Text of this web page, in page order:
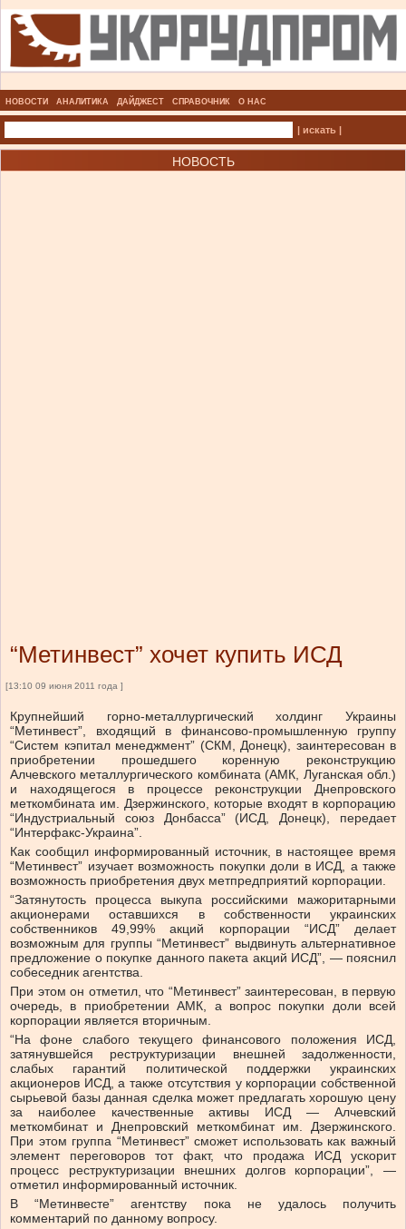
НОВОСТИ АНАЛИТИКА ДАЙДЖЕСТ СПРАВОЧНИК О НАС
| искать |
НОВОСТЬ
“Метинвест” хочет купить ИСД
[13:10 09 июня 2011 года ]
Крупнейший горно-металлургический холдинг Украины
“Метинвест”, входящий в финансово-промышленную группу
“Систем кэпитал менеджмент” (СКМ, Донецк), заинтересован в
приобретении прошедшего коренную реконструкцию
Алчевского металлургического комбината (АМК, Луганская обл.)
и находящегося в процессе реконструкции Днепровского
меткомбината им. Дзержинского, которые входят в корпорацию
“Индустриальный союз Донбасса” (ИСД, Донецк), передает
“Интерфакс-Украина”.
Как сообщил информированный источник, в настоящее время
“Метинвест” изучает возможность покупки доли в ИСД, а также
возможность приобретения двух метпредприятий корпорации.
“Затянутость процесса выкупа российскими мажоритарными
акционерами оставшихся в собственности украинских
собственников 49,99% акций корпорации “ИСД” делает
возможным для группы “Метинвест” выдвинуть альтернативное
предложение о покупке данного пакета акций ИСД”, — пояснил
собеседник агентства.
При этом он отметил, что “Метинвест” заинтересован, в первую
очередь, в приобретении АМК, а вопрос покупки доли всей
корпорации является вторичным.
“На фоне слабого текущего финансового положения ИСД,
затянувшейся реструктуризации внешней задолженности,
слабых гарантий политической поддержки украинских
акционеров ИСД, а также отсутствия у корпорации собственной
сырьевой базы данная сделка может предлагать хорошую цену
за наиболее качественные активы ИСД — Алчевский
меткомбинат и Днепровский меткомбинат им. Дзержинского.
При этом группа “Метинвест” сможет использовать как важный
элемент переговоров тот факт, что продажа ИСД ускорит
процесс реструктуризации внешних долгов корпорации”, —
отметил информированный источник.
В “Метинвесте” агентству пока не удалось получить
комментарий по данному вопросу.